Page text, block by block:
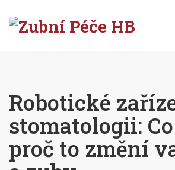
Robotické
stomatologii:
proč to změní